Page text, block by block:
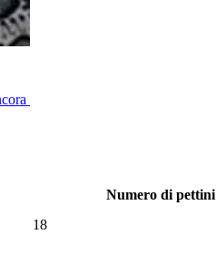
Numero di pettini
18